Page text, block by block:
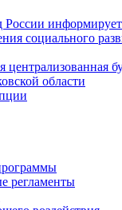
информирует
социального
области
регламенты